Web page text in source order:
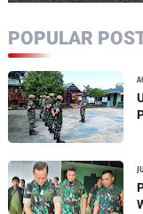
POPULAR